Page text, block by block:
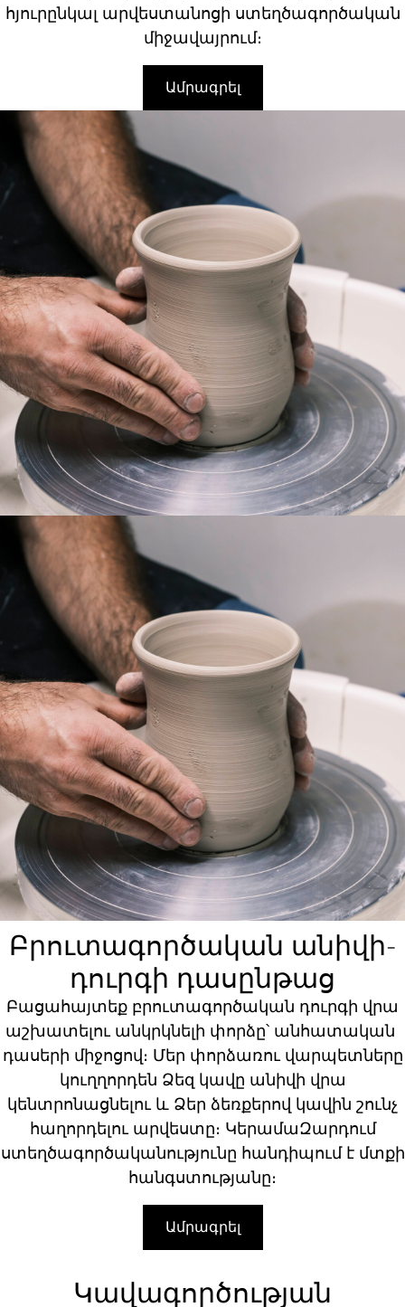
հյուրընկալ արվեստանոցի ստեղծագործական
միջավայրում։
Ամրագրել
Բրուտագործական անիվի-
դուրգի դասընթաց
Բացահայտեք բրուտագործական դուրգի վրա
աշխատելու անկրկնելի փորձը՝ անհատական
դասերի միջոցով։ Մեր փորձառու վարպետները
կուղղորդեն Ձեզ կավը անիվի վրա
կենտրոնացնելու և Ձեր ձեռքերով կավին շունչ
հաղորդելու արվեստը։ ԿերամաԶարդում
ստեղծագործականությունը հանդիպում է մտքի
հանգստությանը։
Ամրագրել
Կավագործության